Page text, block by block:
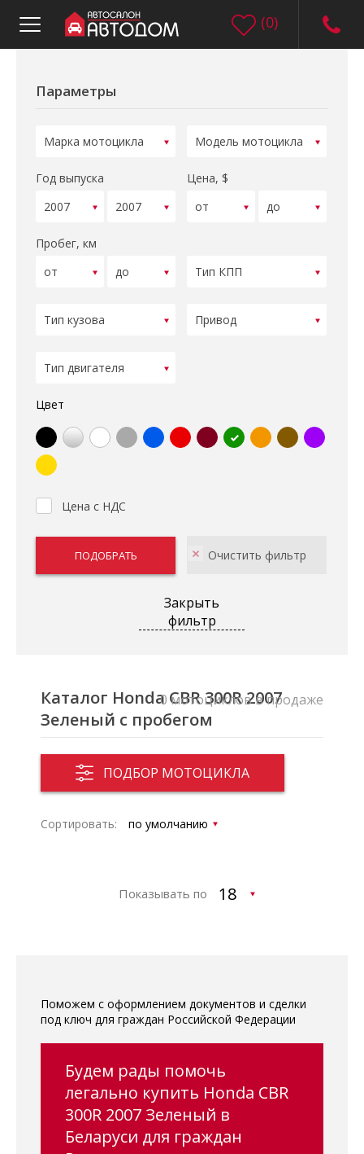
(0)
Параметры
Год выпуска Цена, $
Пробег, км
Цвет
Цена с НДС
Закрыть
фильтр
Каталог Honda CBR 300R 2007
Зеленый с пробегом
ПОДБОР МОТОЦИКЛА
0 мотоциклов в продаже
Сортировать:
Показывать по
Поможем с оформлением документов и сделки
под ключ для граждан Российской Федерации
Будем рады помочь
легально купить Honda CBR
300R 2007 Зеленый в
Беларуси для граждан